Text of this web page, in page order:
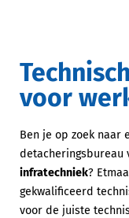
Technische detachering
voor
Ben je op zoek naar
detacheringsbureau
infratechniek?
gekwalificeerd
voor de juiste